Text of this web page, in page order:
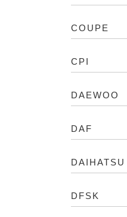
COUPE
CPI
DAEWOO
DAF
DAIHATSU
DFSK